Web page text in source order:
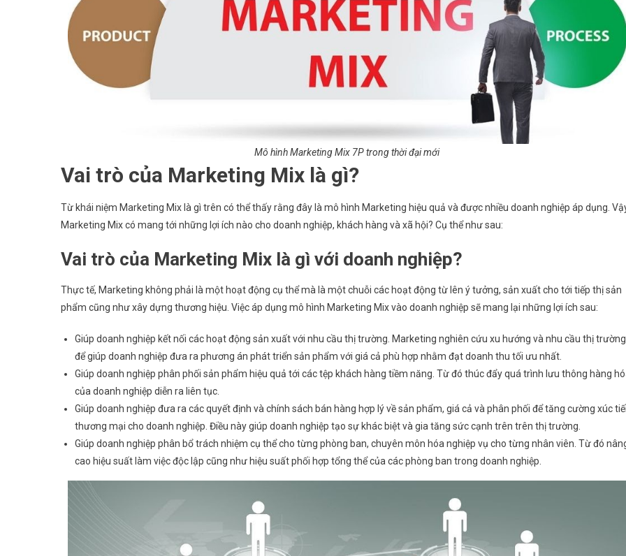
Mô hình Marketing Mix 7P trong thời đại mới
Vai trò của Marketing Mix là gì?
Từ khái niệm Marketing Mix là gì trên có thể thấy rằng đây là mô hình Marketing hiệu quả và được nhiều doanh nghiệp áp dụng.
Marketing Mix có mang tới những lợi ích nào cho doanh nghiệp, khách hàng và xã hội? Cụ thể như sau:
Vai trò của Marketing Mix là gì với doanh nghiệp?
Thực tế, Marketing không phải là một hoạt động cụ thể mà là một chuỗi các hoạt động từ lên ý tưởng, sản xuất cho tới tiếp thị sản
phẩm cũng như xây dựng thương hiệu. Việc áp dụng mô hình Marketing Mix vào doanh nghiệp sẽ mang lại những lợi ích sau:
Giúp doanh nghiệp kết nối các hoạt động sản xuất với nhu cầu thị trường. Marketing nghiên cứu xu hướng và nhu cầu thị trường
để giúp doanh nghiệp đưa ra phương án phát triển sản phẩm với giá cả phù hợp nhằm đạt doanh thu tối ưu nhất.
Giúp doanh nghiệp phân phối sản phẩm hiệu quả tới các tệp khách hàng tiềm năng. Từ đó thúc đẩy quá trình lưu thông hàng
của doanh nghiệp diễn ra liên tục.
Giúp doanh nghiệp đưa ra các quyết định và chính sách bán hàng hợp lý về sản phẩm, giá cả và phân phối để tăng cường xúc
thương mại cho doanh nghiệp. Điều này giúp doanh nghiệp tạo sự khác biệt và gia tăng sức cạnh trên trên thị trường.
Giúp doanh nghiệp phân bổ trách nhiệm cụ thể cho từng phòng ban, chuyên môn hóa nghiệp vụ cho từng nhân viên. Từ đó
cao hiệu suất làm việc độc lập cũng như hiệu suất phối hợp tổng thể của các phòng ban trong doanh nghiệp.